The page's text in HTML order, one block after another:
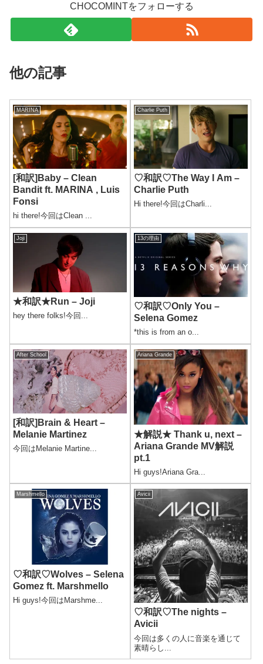
CHOCOMINTをフォローする
他の記事
MARINA
[和訳]Baby – Clean
Bandit ft. MARINA , Luis
Fonsi
hi there!今回はClean ...
Charlie Puth
♡和訳♡The Way I Am –
Charlie Puth
Hi there!今回はCharli...
Joji
★和訳★Run – Joji
hey there folks!今回...
13の理由
♡和訳♡Only You –
Selena Gomez
*this is from an o...
After School
[和訳]Brain & Heart –
Melanie Martinez
今回はMelanie Martine...
Ariana Grande
★解説★ Thank u, next –
Ariana Grande MV解説
pt.1
Hi guys!Ariana Gra...
Marshmello
♡和訳♡Wolves – Selena
Gomez ft. Marshmello
Hi guys!今回はMarshme...
Avicii
♡和訳♡The nights –
Avicii
今回は多くの人に音楽を通じて
素晴らし...